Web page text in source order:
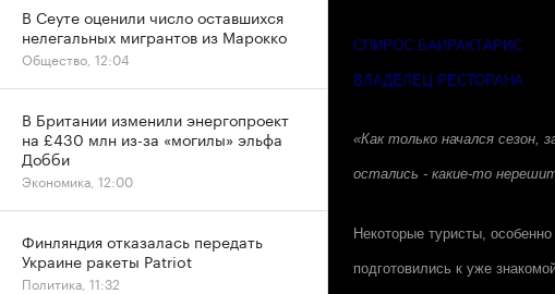
СПИРОС БАИРАКТАРИС
ВЛАДЕЛЕЦ РЕСТОРАНА
«Как только начался
остались - какие-то
Некоторые туристы,
подготовились к уже
В Сеуте оценили число оставшихся
нелегальных мигрантов из Марокко
Общество, 12:04
В Британии изменили энергопроект
на £430 млн из-за «могилы» эльфа
Добби
Экономика, 12:00
Финляндия отказалась передать
Украине ракеты Patriot
Политика, 11:32